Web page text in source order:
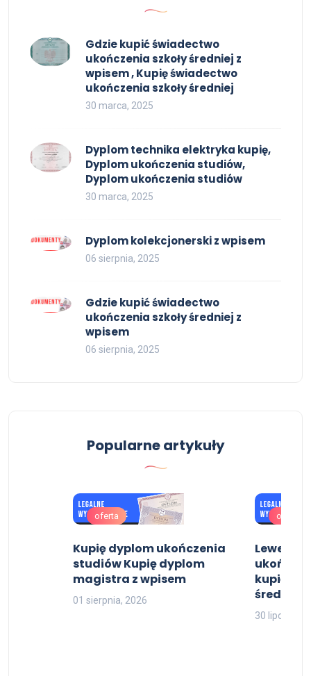
Gdzie kupić świadectwo
ukończenia szkoły średniej z
wpisem , Kupię świadectwo
ukończenia szkoły średniej
30 marca, 2025
Dyplom technika elektryka kupię,
Dyplom ukończenia studiów,
Dyplom ukończenia studiów
30 marca, 2025
Dyplom kolekcjonerski z wpisem
06 sierpnia, 2025
Gdzie kupić świadectwo
ukończenia szkoły średniej z
wpisem
06 sierpnia, 2025
Popularne artykuły
oferta
Kupię dyplom ukończenia
studiów Kupię dyplom
magistra z wpisem
01 sierpnia, 2026
oferta
Lewe
kupić
średnie
30 lipca,